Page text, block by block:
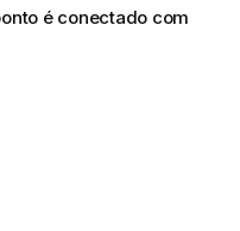
é conectado com